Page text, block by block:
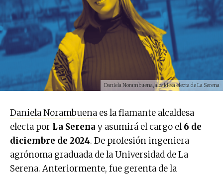
Daniela Norambuena, alcaldesa electa de La Serena
Daniela Norambuena es la flamante alcaldesa
electa por La Serena y asumirá el cargo el6 de
diciembre de 2024. De profesión ingeniera
agrónoma graduada de la Universidad de La
Serena. Anteriormente, fue gerenta de la